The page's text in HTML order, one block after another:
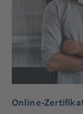
Online-